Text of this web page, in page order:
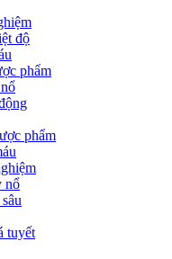
độ
phẩm
phẩm
nổ
tuyết